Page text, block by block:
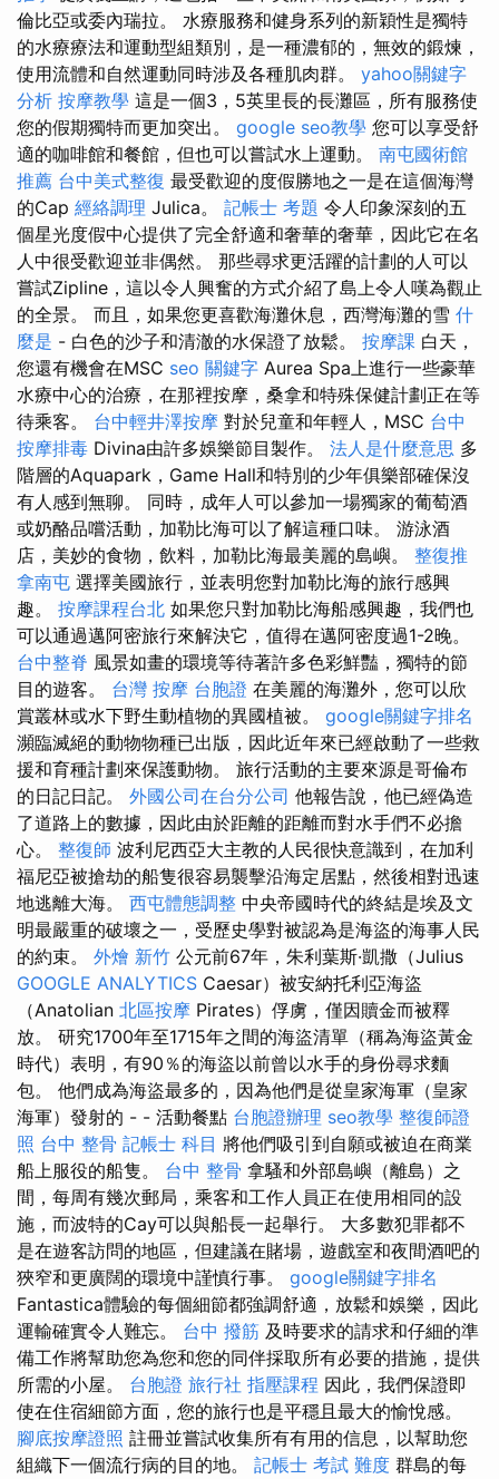
倫比亞或委內瑞拉。 水療服務和健身系列的新穎性是獨特
的水療療法和運動型組類別，是一種濃郁的，無效的鍛煉，
使用流體和自然運動同時涉及各種肌肉群。 yahoo關鍵字
分析 按摩教學 這是一個3，5英里長的長灘區，所有服務使
您的假期獨特而更加突出。 google seo教學 您可以享受舒
適的咖啡館和餐館，但也可以嘗試水上運動。 南屯國術館
推薦 台中美式整復 最受歡迎的度假勝地之一是在這個海灣
的Cap 經絡調理 Julica。 記帳士 考題 令人印象深刻的五
個星光度假中心提供了完全舒適和奢華的奢華，因此它在名
人中很受歡迎並非偶然。 那些尋求更活躍的計劃的人可以
嘗試Zipline，這以令人興奮的方式介紹了島上令人嘆為觀止
的全景。 而且，如果您更喜歡海灘休息，西灣海灘的雪 什
麼是 - 白色的沙子和清澈的水保證了放鬆。 按摩課 白天，
您還有機會在MSC seo 關鍵字 Aurea Spa上進行一些豪華
水療中心的治療，在那裡按摩，桑拿和特殊保健計劃正在等
待乘客。 台中輕井澤按摩 對於兒童和年輕人，MSC 台中
按摩排毒 Divina由許多娛樂節目製作。 法人是什麼意思 多
階層的Aquapark，Game Hall和特別的少年俱樂部確保沒
有人感到無聊。 同時，成年人可以參加一場獨家的葡萄酒
或奶酪品嚐活動，加勒比海可以了解這種口味。 游泳酒
店，美妙的食物，飲料，加勒比海最美麗的島嶼。 整復推
拿南屯 選擇美國旅行，並表明您對加勒比海的旅行感興
趣。 按摩課程台北 如果您只對加勒比海船感興趣，我們也
可以通過邁阿密旅行來解決它，值得在邁阿密度過1-2晚。
台中整脊 風景如畫的環境等待著許多色彩鮮豔，獨特的節
目的遊客。 台灣 按摩 台胞證 在美麗的海灘外，您可以欣
賞叢林或水下野生動植物的異國植被。 google關鍵字排名
瀕臨滅絕的動物物種已出版，因此近年來已經啟動了一些救
援和育種計劃來保護動物。 旅行活動的主要來源是哥倫布
的日記日記。 外國公司在台分公司 他報告說，他已經偽造
了道路上的數據，因此由於距離的距離而對水手們不必擔
心。 整復師 波利尼西亞大主教的人民很快意識到，在加利
福尼亞被搶劫的船隻很容易襲擊沿海定居點，然後相對迅速
地逃離大海。 西屯體態調整 中央帝國時代的終結是埃及文
明最嚴重的破壞之一，受歷史學對被認為是海盜的海事人民
的約束。 外燴 新竹 公元前67年，朱利葉斯·凱撒（Julius
GOOGLE ANALYTICS Caesar）被安納托利亞海盜
（Anatolian 北區按摩 Pirates）俘虜，僅因贖金而被釋
放。 研究1700年至1715年之間的海盜清單（稱為海盜黃金
時代）表明，有90％的海盜以前曾以水手的身份尋求麵
包。 他們成為海盜最多的，因為他們是從皇家海軍（皇家
海軍）發射的 - - 活動餐點 台胞證辦理 seo教學 整復師證
照 台中 整骨 記帳士 科目 將他們吸引到自願或被迫在商業
船上服役的船隻。 台中 整骨 拿騷和外部島嶼（離島）之
間，每周有幾次郵局，乘客和工作人員正在使用相同的設
施，而波特的Cay可以與船長一起舉行。 大多數犯罪都不
是在遊客訪問的地區，但建議在賭場，遊戲室和夜間酒吧的
狹窄和更廣闊的環境中謹慎行事。 google關鍵字排名
Fantastica體驗的每個細節都強調舒適，放鬆和娛樂，因此
運輸確實令人難忘。 台中 撥筋 及時要求的請求和仔細的準
備工作將幫助您為您和您的同伴採取所有必要的措施，提供
所需的小屋。 台胞證 旅行社 指壓課程 因此，我們保證即
使在住宿細節方面，您的旅行也是平穩且最大的愉悅感。
腳底按摩證照 註冊並嘗試收集所有有用的信息，以幫助您
組織下一個流行病的目的地。 記帳士 考試 難度 群島的每